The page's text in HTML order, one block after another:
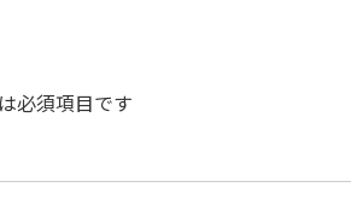
必須項目です